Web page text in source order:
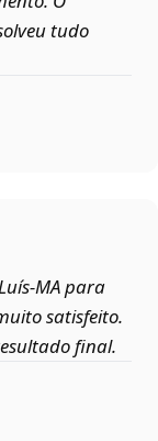
tudo
para
satisfeito.
final.